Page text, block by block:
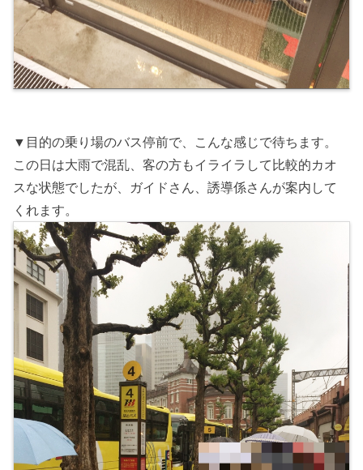
▼目的の乗り場のバス停前で、こんな感じで待ちます。
この日は大雨で混乱、客の方もイライラして比較的カオ
スな状態でしたが、ガイドさん、誘導係さんが案内して
くれます。